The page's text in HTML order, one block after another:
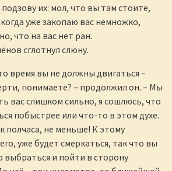
их: мол, что вы там стоите,
уже закопаю вас немножко,
что на вас нет ран.
сглотнул слюну.
время вы не должны двигаться –
понимаете? – продолжил он. – Мы
вас слишком сильно, я сошлюсь, что
побыстрее или что-то в этом духе.
полчаса, не меньше! К этому
уже будет смеркаться, так что вы
выбраться и пойти в сторону